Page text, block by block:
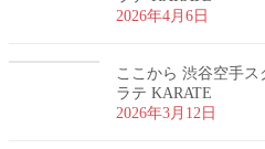
2026年4月6日
ここから 渋谷空手
ラテ KARATE
2026年3月12日